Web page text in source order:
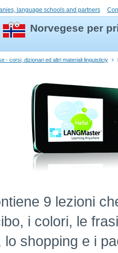
language schools and partners
Norvegese per
- corsi, dizionari ed altri materiali linguisticiy
9 lezioni
i colori, le
lo shopping e i